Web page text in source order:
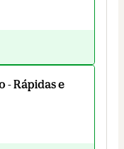
- Rápidas e